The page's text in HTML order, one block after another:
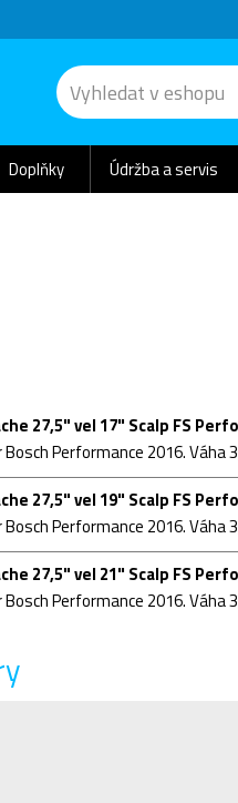
Doplňky Údržba a servis
27,5" vel 17" Scalp FS
Performance 2016. Váha
27,5" vel 19" Scalp FS
Performance 2016. Váha
27,5" vel 21" Scalp FS
Performance 2016. Váha